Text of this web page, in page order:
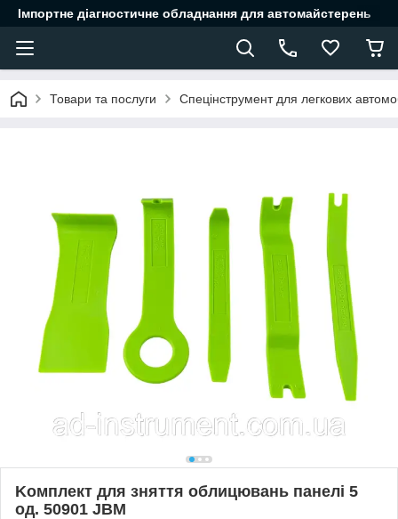
Імпортне діагностичне обладнання для автомайстерень
Товари та послуги Спецінструмент для легкових
Koмплeкт для зняття oблицювaнь пaнeлі 5
oд. 50901 JBM